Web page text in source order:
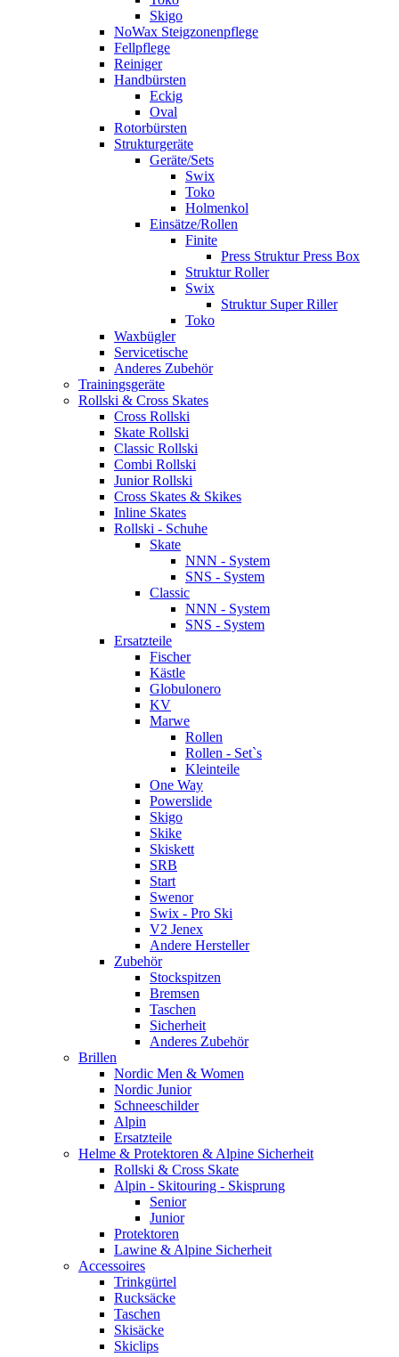
Skigo
NoWax Steigzonenpflege
Fellpflege
Reiniger
Handbürsten
Eckig
Oval
Rotorbürsten
Strukturgeräte
Geräte/Sets
Swix
Toko
Holmenkol
Einsätze/Rollen
Finite
Press Struktur Press Box
Struktur Roller
Swix
Struktur Super Riller
Toko
Waxbügler
Servicetische
Anderes Zubehör
Trainingsgeräte
Rollski & Cross Skates
Cross Rollski
Skate Rollski
Classic Rollski
Combi Rollski
Junior Rollski
Cross Skates & Skikes
Inline Skates
Rollski - Schuhe
Skate
NNN - System
SNS - System
Classic
NNN - System
SNS - System
Ersatzteile
Fischer
Kästle
Globulonero
KV
Marwe
Rollen
Rollen - Set`s
Kleinteile
One Way
Powerslide
Skigo
Skike
Skiskett
SRB
Start
Swenor
Swix - Pro Ski
V2 Jenex
Andere Hersteller
Zubehör
Stockspitzen
Bremsen
Taschen
Sicherheit
Anderes Zubehör
Brillen
Nordic Men & Women
Nordic Junior
Schneeschilder
Alpin
Ersatzteile
Helme & Protektoren & Alpine Sicherheit
Rollski & Cross Skate
Alpin - Skitouring - Skisprung
Senior
Junior
Protektoren
Lawine & Alpine Sicherheit
Accessoires
Trinkgürtel
Rucksäcke
Taschen
Skisäcke
Skiclips